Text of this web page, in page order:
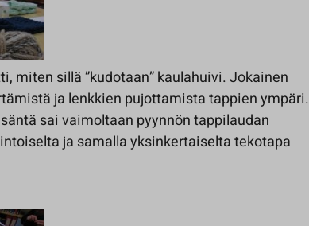
miten sillä ”kudotaan” kaulahuivi. Jokainen
ja lenkkien pujottamista tappien ympäri.
sai vaimoltaan pyynnön tappilaudan
ja samalla yksinkertaiselta tekotapa